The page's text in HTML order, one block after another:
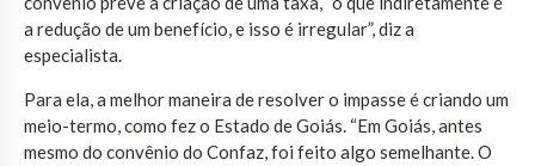
a redução de um benefício, e isso é irregular”, diz a
especialista.
Para ela, a melhor maneira de resolver o impasse é criando um
meio-termo, como fez o Estado de Goiás. “Em Goiás, antes
mesmo do convênio do Confaz, foi feito algo semelhante. O